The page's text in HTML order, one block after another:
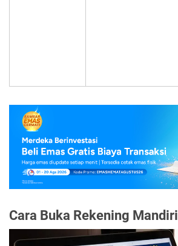
Cara Buka Rekening Mandiri